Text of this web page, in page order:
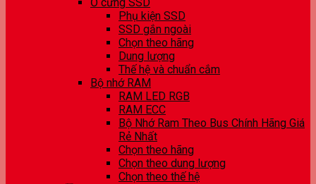
Phụ kiện SSD
SSD gắn ngoài
Chọn theo hãng
Dung lượng
Thế hệ và chuẩn cắm
Bộ nhớ RAM
RAM LED RGB
RAM ECC
Bộ Nhớ Ram Theo Bus Chính Hãng Giá
Rẻ Nhất
Chọn theo hãng
Chọn theo dung lượng
Chọn theo thế hệ